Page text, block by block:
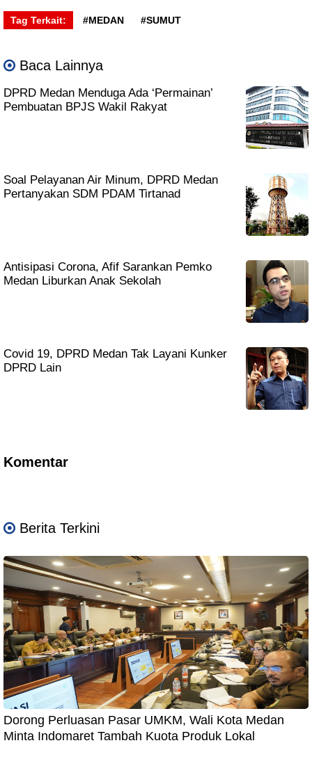
Tag Terkait: #MEDAN #SUMUT
Baca Lainnya
DPRD Medan Menduga Ada ‘Permainan’
Pembuatan BPJS Wakil Rakyat
Soal Pelayanan Air Minum, DPRD Medan
Pertanyakan SDM PDAM Tirtanad
Antisipasi Corona, Afif Sarankan Pemko
Medan Liburkan Anak Sekolah
Covid 19, DPRD Medan Tak Layani Kunker
DPRD Lain
Komentar
Berita Terkini
Dorong Perluasan Pasar UMKM, Wali Kota Medan
Minta Indomaret Tambah Kuota Produk Lokal